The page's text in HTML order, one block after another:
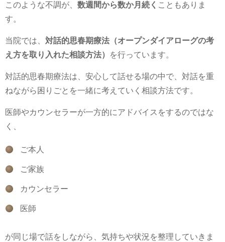
このような不調が、 数週間から数か月続く こともありま
す。
当院では、 対話的思春期療法（オープンダイアローグの考
え方を取り入れた相談方法）
を行っています。
対話的思春期療法は、安心して話せる場の中で、対話を重
ねながら困りごとを一緒に考えていく相談方法です。
医師やカウンセラーが一方的にアドバイスをするのではな
く、
ご本人
ご家族
カウンセラー
医師
が同じ場で話をしながら、気持ちや状況を整理していきま